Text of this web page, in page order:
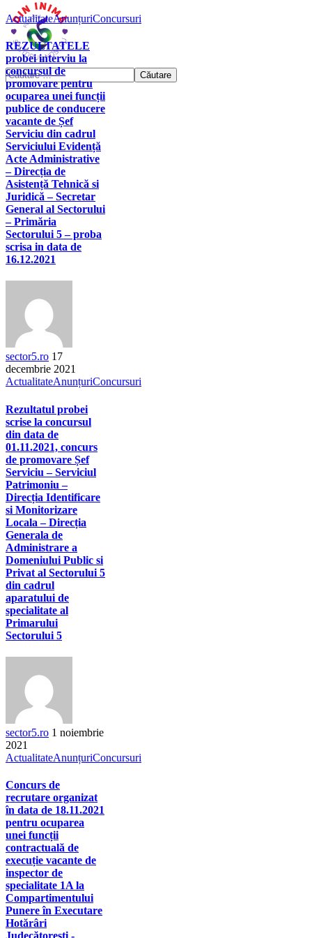
ActualitateAnunțuriConcursuri
REZULTATELE
probei interviu la
concursul de
promovare pentru
ocuparea unei funcții
publice de conducere
vacante de Șef
Serviciu din cadrul
Serviciului Evidență
Acte Administrative
– Direcția de
Asistență Tehnică si
Juridică – Secretar
General al Sectorului
– Primăria
Sectorului 5 – proba
scrisa in data de
16.12.2021
sector5.ro 17
decembrie 2021
ActualitateAnunțuriConcursuri
Rezultatul probei
scrise la concursul
din data de
01.11.2021, concurs
de promovare Șef
Serviciu – Serviciul
Patrimoniu –
Direcția Identificare
si Monitorizare
Locala – Direcția
Generala de
Administrare a
Domeniului Public si
Privat al Sectorului 5
din cadrul
aparatului de
specialitate al
Primarului
Sectorului 5
sector5.ro 1 noiembrie
2021
ActualitateAnunțuriConcursuri
Concurs de
recrutare organizat
în data de 18.11.2021
pentru ocuparea
unei funcții
contractuală de
execuție vacante de
inspector de
specialitate 1A la
Compartimentului
Punere în Executare
Hotărâri
Judecătorești -